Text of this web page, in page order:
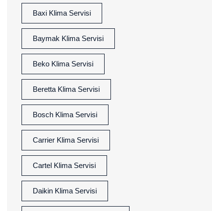
Baxi Klima Servisi
Baymak Klima Servisi
Beko Klima Servisi
Beretta Klima Servisi
Bosch Klima Servisi
Carrier Klima Servisi
Cartel Klima Servisi
Daikin Klima Servisi